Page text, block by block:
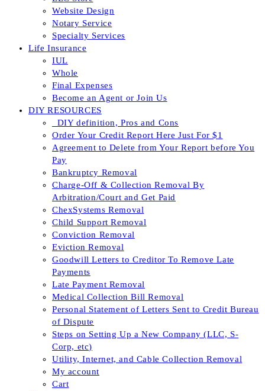
Website Design
Notary Service
Specialty Services
Life Insurance
IUL
Whole
Final Expenses
Become an Agent or Join Us
DIY RESOURCES
_DIY definition, Pros and Cons
Order Your Credit Report Here Just For $1
Agreement to Delete from Your Report before You
Pay
Bankruptcy Removal
Charge-Off & Collection Removal By
Arbitration/Court and Get Paid
ChexSystems Removal
Child Support Removal
Conviction Removal
Eviction Removal
Goodwill Letters to Creditor To Remove Late
Payments
Late Payment Removal
Medical Collection Bill Removal
Personal Statement of Letters Sent to Credit Bureau
of Dispute
Steps on Setting Up a New Company (LLC, S-
Corp, etc)
Utility, Internet, and Cable Collection Removal
My account
Cart